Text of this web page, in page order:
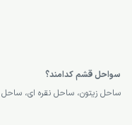
سواحل قشم کدامند؟
ساحل زیتون، ساحل نقره ای، ساحل